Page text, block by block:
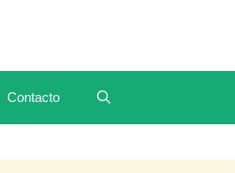
Contacto